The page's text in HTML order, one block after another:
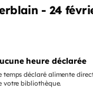
- 24
heure déclarée
temps déclaré alimente
votre bibliothèque.